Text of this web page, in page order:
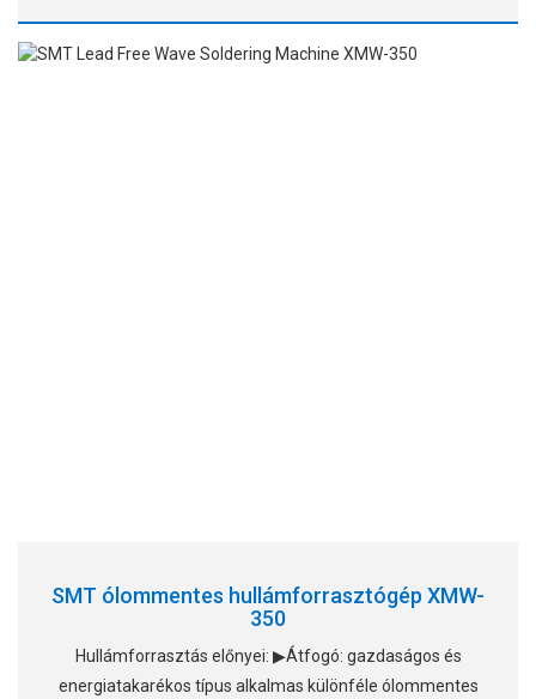
SMT ólommentes hullámforrasztógép XMW-
350
Hullámforrasztás előnyei: ▶Átfogó: gazdaságos és
energiatakarékos típus alkalmas különféle ólommentes